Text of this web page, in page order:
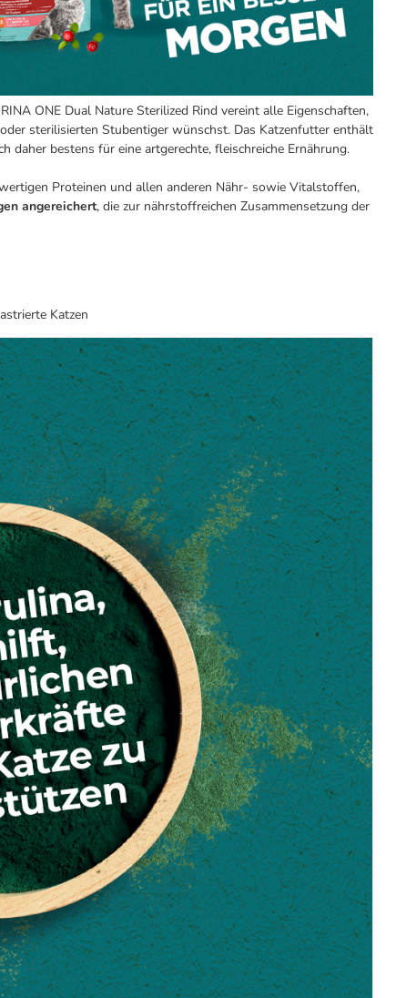
ONE Dual Nature Sterilized Rind vereint alle Eigenschaften,
sterilisierten Stubentiger wünschst. Das Katzenfutter enthält
daher bestens für eine artgerechte, fleischreiche Ernährung.
Proteinen und allen anderen Nähr- sowie Vitalstoffen,
angereichert, die zur nährstoffreichen Zusammensetzung der
Katzen